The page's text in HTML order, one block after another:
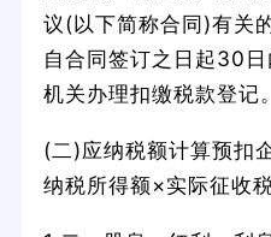
议(以下简称合同)有关
自合同签订之日起30
机关办理扣缴税款登记。
(二)应纳税额计算预扣
纳税所得额×实际征收